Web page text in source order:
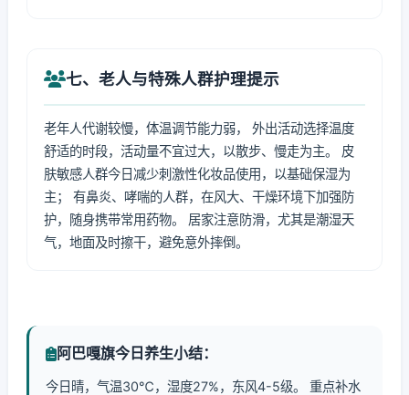
七、老人与特殊人群护理提示
老年人代谢较慢，体温调节能力弱， 外出活动选择温度
舒适的时段，活动量不宜过大，以散步、慢走为主。 皮
肤敏感人群今日减少刺激性化妆品使用，以基础保湿为
主； 有鼻炎、哮喘的人群，在风大、干燥环境下加强防
护，随身携带常用药物。 居家注意防滑，尤其是潮湿天
气，地面及时擦干，避免意外摔倒。
阿巴嘎旗今日养生小结：
今日晴，气温30℃，湿度27%，东风4-5级。 重点补水